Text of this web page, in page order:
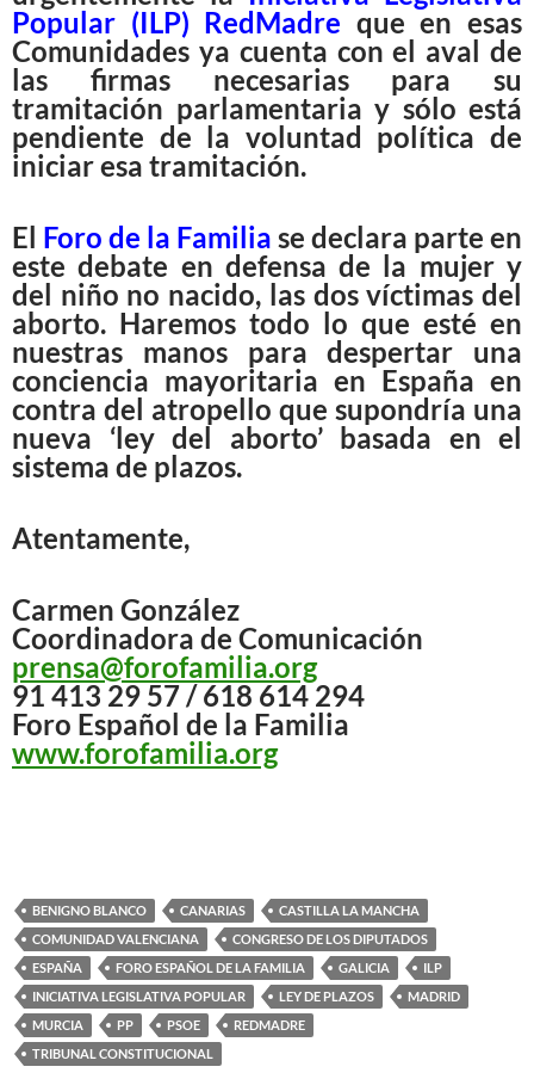
Popular (ILP) RedMadre que en esas
Comunidades ya cuenta con el aval de
las firmas necesarias para su
tramitación parlamentaria y sólo está
pendiente de la voluntad política de
iniciar esa tramitación.
El Foro de la Familia se declara parte en
este debate en defensa de la mujer y
del niño no nacido, las dos víctimas del
aborto. Haremos todo lo que esté en
nuestras manos para despertar una
conciencia mayoritaria en España en
contra del atropello que supondría una
nueva ‘ley del aborto’ basada en el
sistema de plazos.
Atentamente,
Carmen González
Coordinadora de Comunicación
prensa@forofamilia.org
91 413 29 57 / 618 614 294
Foro Español de la Familia
www.forofamilia.org
BENIGNO BLANCO CANARIAS
CASTILLA LA MANCHA
COMUNIDAD VALENCIANA
CONGRESO DE LOS DIPUTADOS
ESPAÑA
FORO ESPAÑOL DE LA FAMILIA GALICIA
ILP
INICIATIVA LEGISLATIVA POPULAR
LEY DE PLAZOS
MADRID
MURCIA
PP PSOE
REDMADRE
TRIBUNAL CONSTITUCIONAL